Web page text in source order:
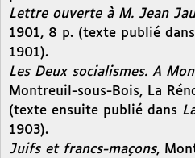
Lettre ouverte à M. Jean
1901, 8 p. (texte publié dans
1901).
Les Deux socialismes. A
Montreuil-sous-Bois, La
(texte ensuite publié dans
1903).
Juifs et francs-maçons,